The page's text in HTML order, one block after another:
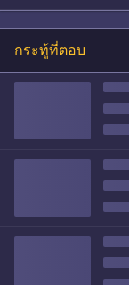
กระทู้ที่ตอบ